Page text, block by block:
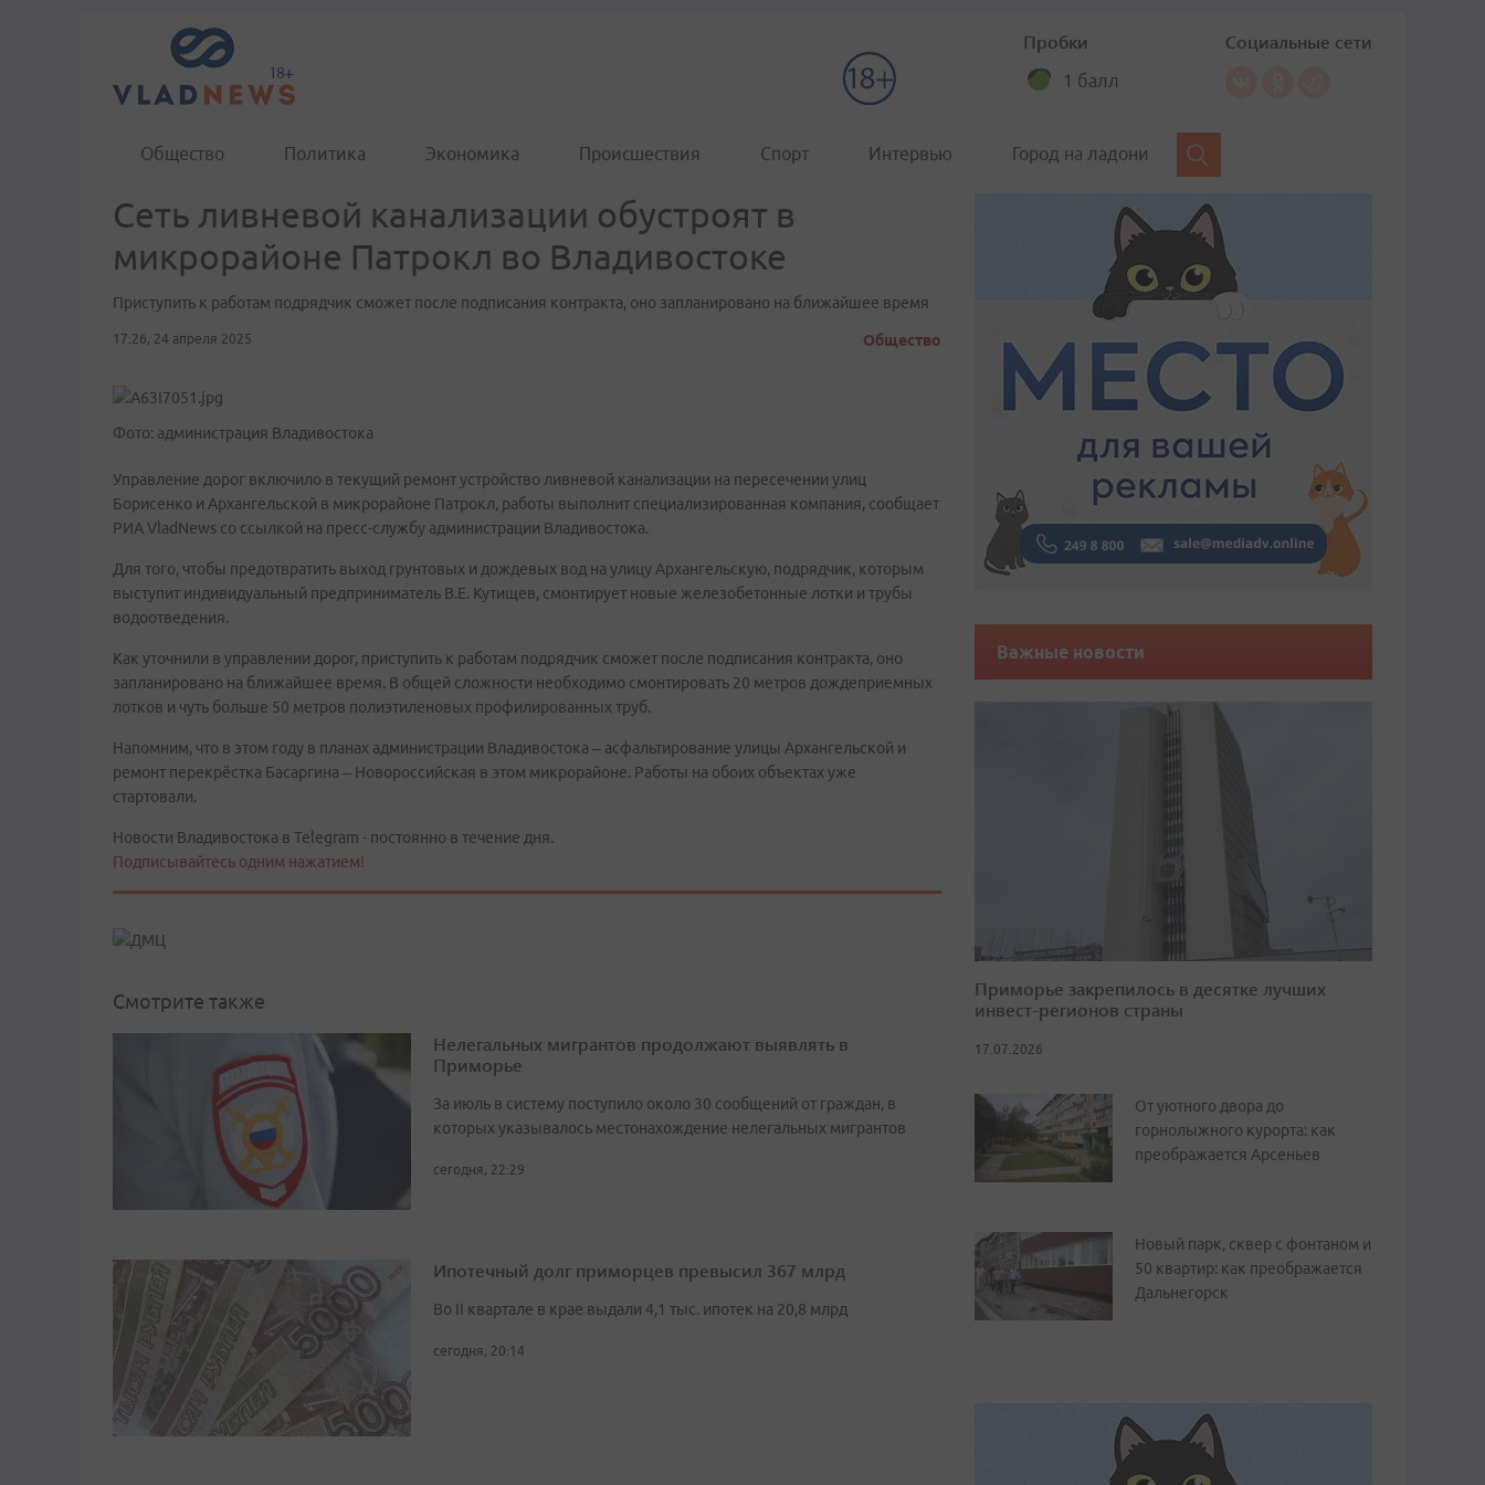
Пробки
1 балл
Социальные сети
Общество Политика Экономика Происшествия Спорт Интервью Город на ладони
Сеть ливневой канализации обустроят в
микрорайоне Патрокл во Владивостоке
Приступить к работам подрядчик сможет после подписания контракта, оно запланировано на ближайшее время
17:26, 24 апреля 2025 Общество
Фото: администрация Владивостока
Управление дорог включило в текущий ремонт устройство ливневой канализации на пересечении улиц
Борисенко и Архангельской в микрорайоне Патрокл, работы выполнит специализированная компания, сообщает
РИА VladNews со ссылкой на пресс-службу администрации Владивостока.
Для того, чтобы предотвратить выход грунтовых и дождевых вод на улицу Архангельскую, подрядчик, которым
выступит индивидуальный предприниматель В.Е. Кутищев, смонтирует новые железобетонные лотки и трубы
водоотведения.
Как уточнили в управлении дорог, приступить к работам подрядчик сможет после подписания контракта, оно
запланировано на ближайшее время. В общей сложности необходимо смонтировать 20 метров дождеприемных
лотков и чуть больше 50 метров полиэтиленовых профилированных труб.
Напомним, что в этом году в планах администрации Владивостока – асфальтирование улицы Архангельской и
ремонт перекрёстка Басаргина – Новороссийская в этом микрорайоне. Работы на обоих объектах уже
стартовали.
Новости Владивостока в Telegram - постоянно в течение дня.
Подписывайтесь одним нажатием!
Смотрите также
Нелегальных мигрантов продолжают выявлять в
Приморье
За июль в систему поступило около 30 сообщений от граждан, в
которых указывалось местонахождение нелегальных мигрантов
сегодня, 22:29
Ипотечный долг приморцев превысил 367 млрд
Во II квартале в крае выдали 4,1 тыс. ипотек на 20,8 млрд
сегодня, 20:14
Важные новости
Приморье закрепилось в десятке лучших
инвест-регионов страны
17.07.2026
От уютного двора до
горнолыжного курорта: как
преображается Арсеньев
Новый парк, сквер с фонтаном и
50 квартир: как преображается
Дальнегорск